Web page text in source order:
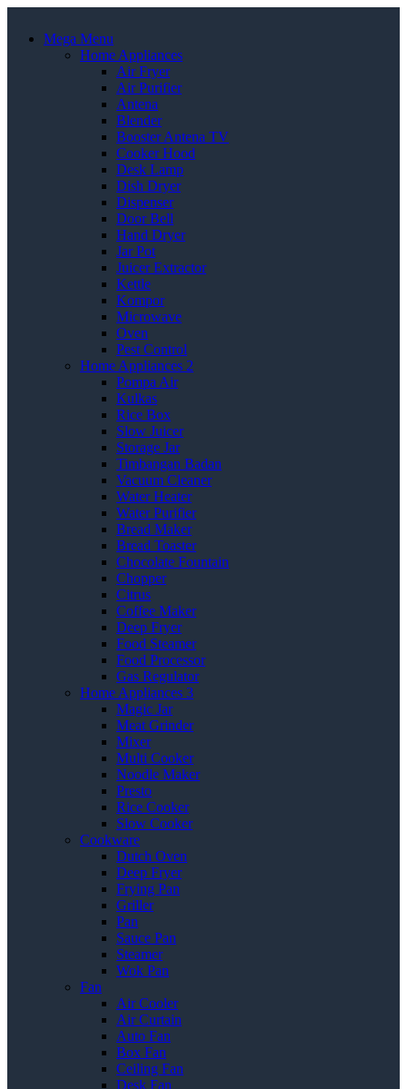
Mega Menu
Home Appliances
Air Fryer
Air Purifier
Antena
Blender
Booster Antena TV
Cooker Hood
Desk Lamp
Dish Dryer
Dispenser
Door Bell
Hand Dryer
Jar Pot
Juicer Extractor
Kettle
Kompor
Microwave
Oven
Pest Control
Home Appliances 2
Pompa Air
Kulkas
Rice Box
Slow Juicer
Storage Jar
Timbangan Badan
Vacuum Cleaner
Water Heater
Water Purifier
Bread Maker
Bread Toaster
Chocolate Fountain
Chopper
Citrus
Coffee Maker
Deep Fryer
Food Steamer
Food Processor
Gas Regulator
Home Appliances 3
Magic Jar
Meat Grinder
Mixer
Multi Cooker
Noodle Maker
Presto
Rice Cooker
Slow Cooker
Cookware
Dutch Oven
Deep Fryer
Frying Pan
Griller
Pan
Sauce Pan
Steamer
Wok Pan
Fan
Air Cooler
Air Curtain
Auto Fan
Box Fan
Ceiling Fan
Desk Fan